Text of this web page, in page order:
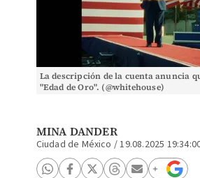
La descripción de la cuenta anuncia
"Edad de Oro". (@whitehouse)
MINA DANDER
Ciudad de México /19.08.2025